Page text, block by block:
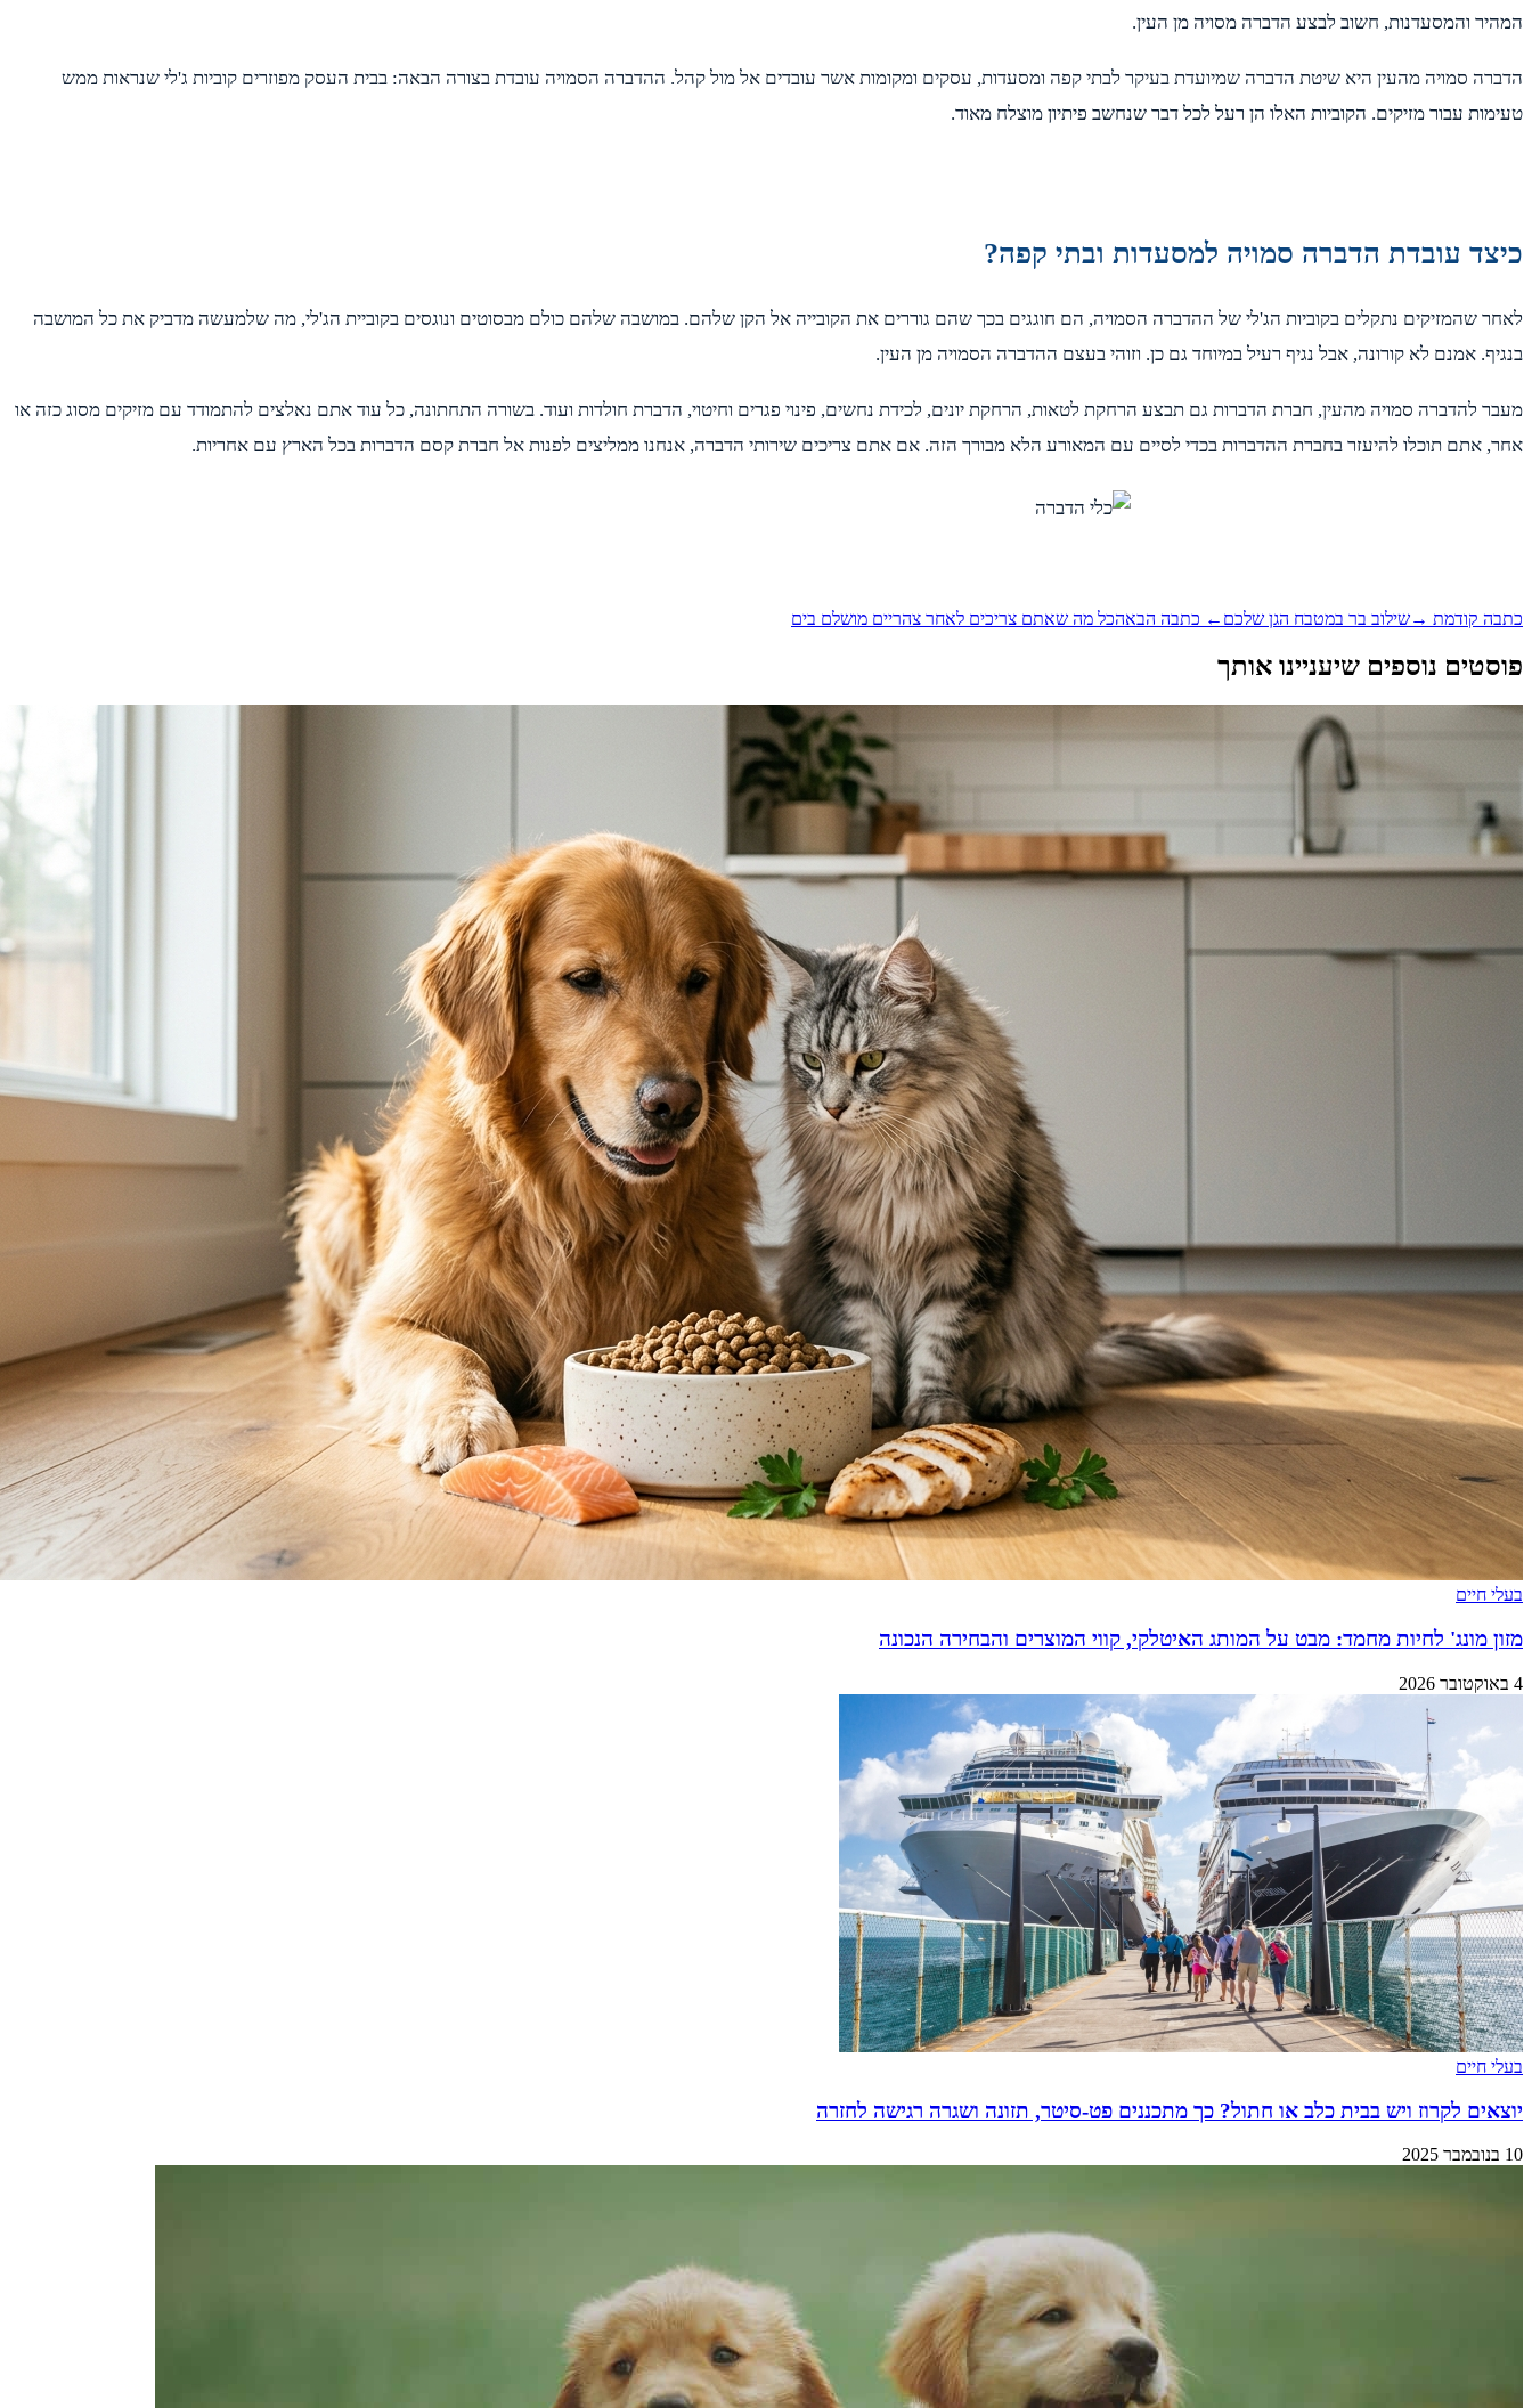
המהיר והמסעדנות, חשוב לבצע הדברה מסויה מן העין.
הדברה סמויה מהעין היא שיטת הדברה שמיועדת בעיקר לבתי קפה ומסעדות, עסקים ומקומות אשר עובדים אל מול קהל. ההדברה הסמויה עובדת בצורה הבאה: בבית העסק מפוזרים קוביות ג'לי שנראות ממש
טעימות עבור מזיקים. הקוביות האלו הן רעל לכל דבר שנחשב פיתיון מוצלח מאוד.
כיצד עובדת הדברה סמויה למסעדות ובתי קפה?
לאחר שהמזיקים נתקלים בקוביות הג'לי של ההדברה הסמויה, הם חוגגים בכך שהם גוררים את הקובייה אל הקן שלהם. במושבה שלהם כולם מבסוטים ונוגסים בקוביית הג'לי, מה שלמעשה מדביק את כל המושבה
בנגיף. אמנם לא קורונה, אבל נגיף רעיל במיוחד גם כן. וזוהי בעצם ההדברה הסמויה מן העין.
מעבר להדברה סמויה מהעין, חברת הדברות גם תבצע הרחקת לטאות, הרחקת יונים, לכידת נחשים, פינוי פגרים וחיטוי, הדברת חולדות ועוד. בשורה התחתונה, כל עוד אתם נאלצים להתמודד עם מזיקים מסוג כזה או
אחר, אתם תוכלו להיעזר בחברת ההדברות בכדי לסיים עם המאורע הלא מבורך הזה. אם אתם צריכים שירותי הדברה, אנחנו ממליצים לפנות אל חברת קסם הדברות בכל הארץ עם אחריות.
כתבה קודמת →שילוב בר במטבח הגן שלכם ← כתבה הבאהכל מה שאתם צריכים לאחר צהריים מושלם בים
פוסטים נוספים שיעניינו אותך
בעלי חיים
מזון מונג' לחיות מחמד: מבט על המותג האיטלקי, קווי המוצרים והבחירה הנכונה
4 באוקטובר 2026
בעלי חיים
יוצאים לקרוז ויש בבית כלב או חתול? כך מתכננים פט-סיטר, תזונה ושגרה רגישה לחזרה
10 בנובמבר 2025